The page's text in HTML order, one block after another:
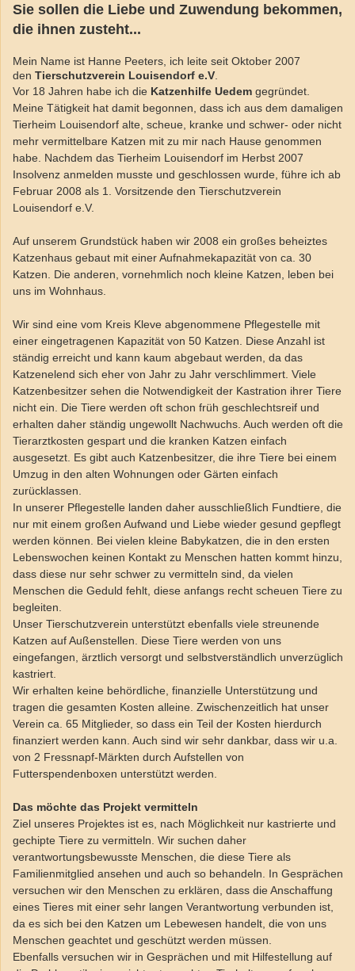
Sie sollen die Liebe und Zuwendung bekommen,
die ihnen zusteht...
Mein Name ist Hanne Peeters, ich leite seit Oktober 2007
den Tierschutzverein Louisendorf e.V
Vor 18 Jahren habe ich die Katzenhilfe Uedem gegründet.
Meine Tätigkeit hat damit begonnen, dass ich aus dem damaligen
Tierheim Louisendorf alte, scheue, kranke und schwer- oder nicht
mehr vermittelbare Katzen mit zu mir nach Hause genommen
habe. Nachdem das Tierheim Louisendorf im Herbst 2007
Insolvenz anmelden musste und geschlossen wurde, führe ich ab
Februar 2008 als 1. Vorsitzende den Tierschutzverein
Louisendorf e.V.
Auf unserem Grundstück haben wir 2008 ein großes beheiztes
Katzenhaus gebaut mit einer Aufnahmekapazität von ca. 30
Katzen. Die anderen, vornehmlich noch kleine Katzen, leben bei
uns im Wohnhaus.
Wir sind eine vom Kreis Kleve abgenommene Pflegestelle mit
einer eingetragenen Kapazität von 50 Katzen. Diese Anzahl ist
ständig erreicht und kann kaum abgebaut werden, da das
Katzenelend sich eher von Jahr zu Jahr verschlimmert. Viele
Katzenbesitzer sehen die Notwendigkeit der Kastration ihrer Tiere
nicht ein. Die Tiere werden oft schon früh geschlechtsreif und
erhalten daher ständig ungewollt Nachwuchs. Auch werden oft die
Tierarztkosten gespart und die kranken Katzen einfach
ausgesetzt. Es gibt auch Katzenbesitzer, die ihre Tiere bei einem
Umzug in den alten Wohnungen oder Gärten einfach
zurücklassen.
In unserer Pflegestelle landen daher ausschließlich Fundtiere, die
nur mit einem großen Aufwand und Liebe wieder gesund gepflegt
werden können. Bei vielen kleine Babykatzen, die in den ersten
Lebenswochen keinen Kontakt zu Menschen hatten kommt hinzu,
dass diese nur sehr schwer zu vermitteln sind, da vielen
Menschen die Geduld fehlt, diese anfangs recht scheuen Tiere zu
begleiten.
Unser Tierschutzverein unterstützt ebenfalls viele streunende
Katzen auf Außenstellen. Diese Tiere werden von uns
eingefangen, ärztlich versorgt und selbstverständlich unverzüglich
kastriert.
Wir erhalten keine behördliche, finanzielle Unterstützung und
tragen die gesamten Kosten alleine. Zwischenzeitlich hat unser
Verein ca. 65 Mitglieder, so dass ein Teil der Kosten hierdurch
finanziert werden kann. Auch sind wir sehr dankbar, dass wir u.a.
von 2 Fressnapf-Märkten durch Aufstellen von
Futterspendenboxen unterstützt werden.
Das möchte das Projekt vermitteln
Ziel unseres Projektes ist es, nach Möglichkeit nur kastrierte und
gechipte Tiere zu vermitteln. Wir suchen daher
verantwortungsbewusste Menschen, die diese Tiere als
Familienmitglied ansehen und auch so behandeln. In Gesprächen
versuchen wir den Menschen zu erklären, dass die Anschaffung
eines Tieres mit einer sehr langen Verantwortung verbunden ist,
da es sich bei den Katzen um Lebewesen handelt, die von uns
Menschen geachtet und geschützt werden müssen.
Ebenfalls versuchen wir in Gesprächen und mit Hilfestellung auf